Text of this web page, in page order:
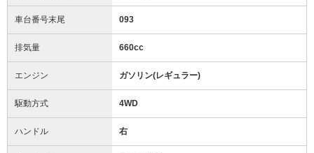
車台番号末尾 093
排気量 660cc
エンジン ガソリン(レギュラー)
駆動方式 4WD
ハンドル 右